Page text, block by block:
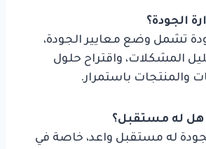
الجودة؟
تشمل وضع معايير الجودة،
المشكلات، واقتراح حلول
والمنتجات باستمرار.
له مستقبل؟
له مستقبل واعد، خاصة في